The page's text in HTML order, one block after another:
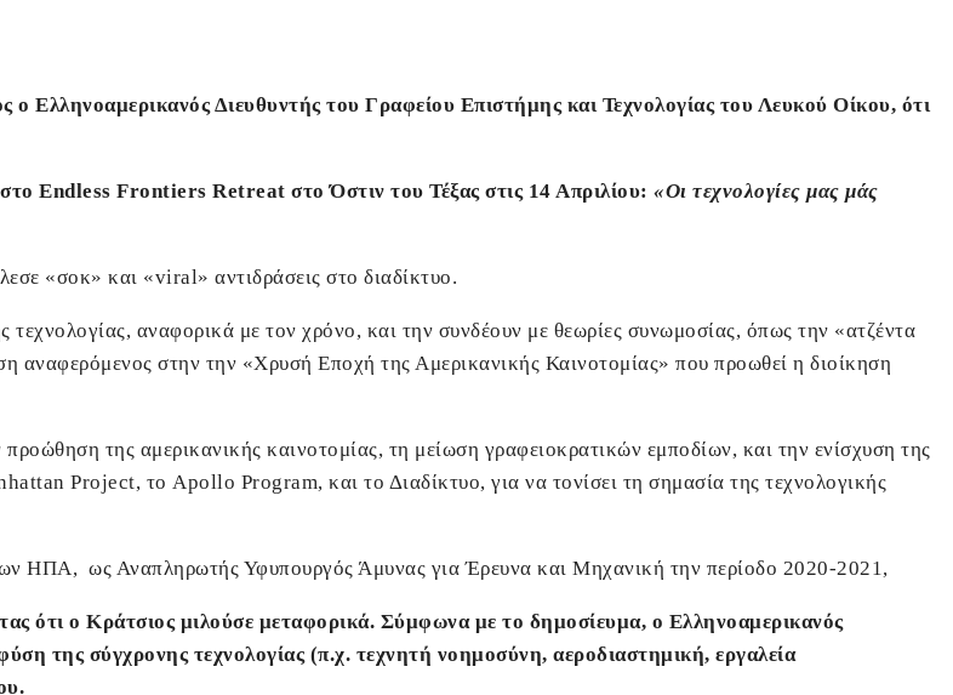
Διευθυντής του Γραφείου Επιστήμης και Τεχνολογίας του Λευκού Οίκου, ότι
Endless Frontiers Retreat στο Όστιν του Τέξας στις 14 Απριλίου: «Οι τεχνολογίες μας μάς
«σοκ» και «viral» αντιδράσεις στο διαδίκτυο.
αναφορικά με τον χρόνο, και την συνδέουν με θεωρίες συνωμοσίας, όπως την «ατζέντα
αναφερόμενος στην την «Χρυσή Εποχή της Αμερικανικής Καινοτομίας» που προωθεί η διοίκηση
της αμερικανικής καινοτομίας, τη μείωση γραφειοκρατικών εμποδίων, και την ενίσχυση της
Project, το Apollo Program, και το Διαδίκτυο, για να τονίσει τη σημασία της τεχνολογικής
ΗΠΑ, ως Αναπληρωτής Υφυπουργός Άμυνας για Έρευνα και Μηχανική την περίοδο 2020-2021,
ότι ο Κράτσιος μιλούσε μεταφορικά. Σύμφωνα με το δημοσίευμα, ο Ελληνοαμερικανός
της σύγχρονης τεχνολογίας (π.χ. τεχνητή νοημοσύνη, αεροδιαστημική, εργαλεία